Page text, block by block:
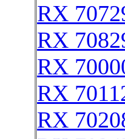
RX
RX
RX
RX
RX